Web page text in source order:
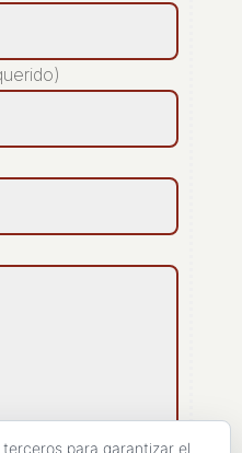
para garantizar el